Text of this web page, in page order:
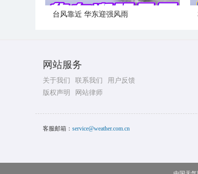
台风靠近 华东迎强风雨
网站服务
关于我们 联系我们
用户反馈
版权声明
网站律师
客服邮箱： service@weather.com.cn